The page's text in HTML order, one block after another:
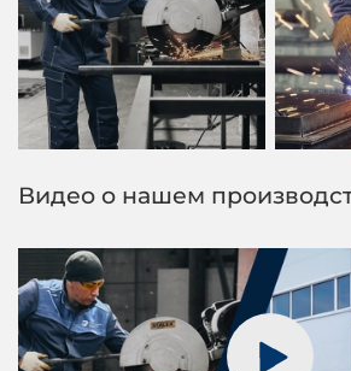
Видео о нашем